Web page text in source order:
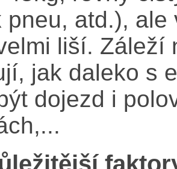
pneu, atd.),
liší. Záleží
jak daleko s
dojezd i